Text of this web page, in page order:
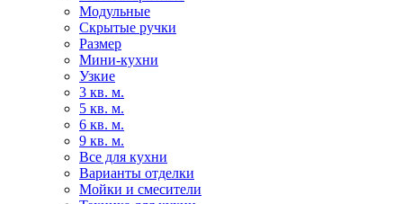
Модульные
Скрытые ручки
Размер
Мини-кухни
Узкие
3 кв. м.
5 кв. м.
6 кв. м.
9 кв. м.
Все для кухни
Варианты отделки
Мойки и смесители